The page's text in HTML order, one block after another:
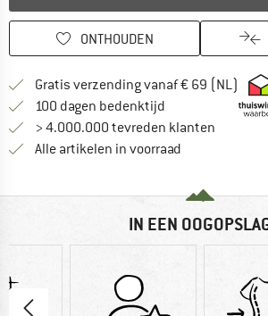
ONTHOUDEN
Gratis verzending vanaf € 69 (NL)
100 dagen bedenktijd Vind de
> 4.000.000 tevreden klanten
Alle artikelen in voorraad
IN EEN